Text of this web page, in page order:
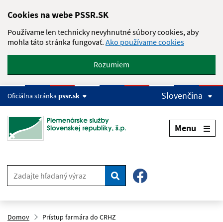
Cookies na webe PSSR.SK
Používame len technicky nevyhnutné súbory cookies, aby
mohla táto stránka fungovať. Ako používame cookies
Rozumiem
Oficiálna stránka pssr.sk Slovenčina
Menu
Hľadať
Domov Prístup farmára do CRHZ